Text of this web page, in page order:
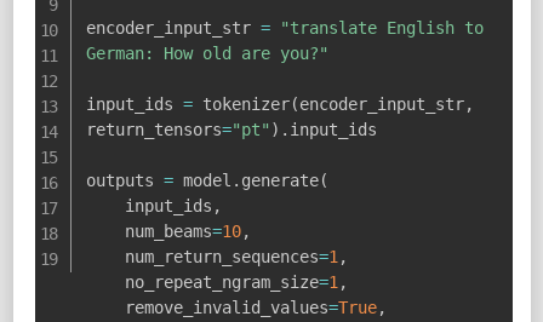
encoder_input_str =
"translate English to
German: How old are you?"
input_ids = tokenizer(encoder_input_str,
return_tensors="pt" ) . input_ids
outputs = model . generate(
    input_ids
,
    num_beams
=10,
    num_return_sequences
=1,
    no_repeat_ngram_size
=1,
    remove_invalid_values
=True,